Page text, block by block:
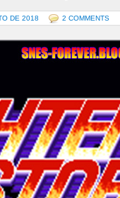
DE 2018 2 COMMENTS